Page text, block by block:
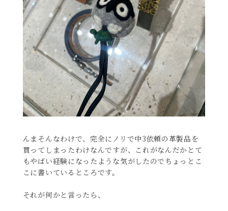
んまそんなわけで、完全にノリで中3依頼の革製品を
買ってしまったわけなんですが、これがなんだかとて
もやばい経験になったような気がしたのでちょっとこ
こに書いているところです。
それが何かと言ったら、